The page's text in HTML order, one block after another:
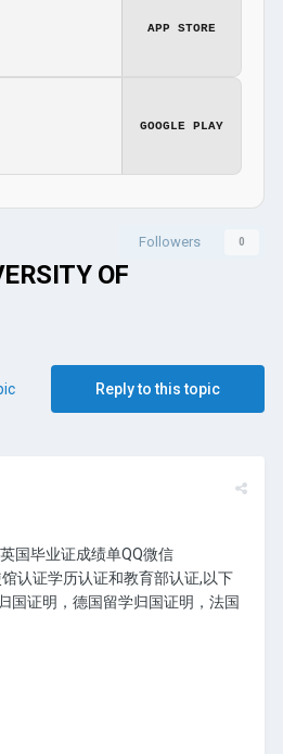
APP STORE
GOOGLE PLAY
Followers 0
OF
Reply to this topic
国毕业证成绩单QQ微信
认证学历认证和教育部认证,以下
国证明，德国留学归国证明，法国